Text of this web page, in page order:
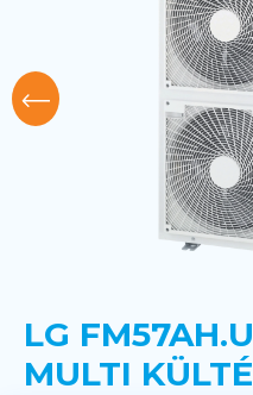
LG
MULTI